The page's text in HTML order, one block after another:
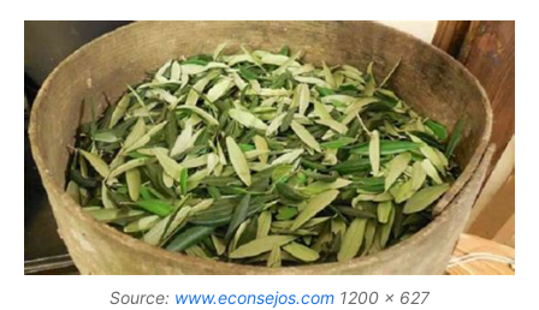
Source: www.econsejos.com 1200 x 627